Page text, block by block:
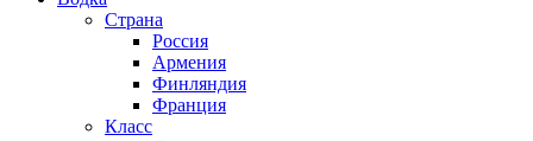
Страна
Россия
Армения
Финляндия
Франция
Класс